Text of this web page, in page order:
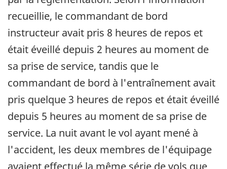
recueillie, le commandant de bord
instructeur avait pris 8 heures de repos et
était éveillé depuis 2 heures au moment de
sa prise de service, tandis que le
commandant de bord à l'entraînement avait
pris quelque 3 heures de repos et était éveillé
depuis 5 heures au moment de sa prise de
service. La nuit avant le vol ayant mené à
l'accident, les deux membres de l'équipage
avaient effectué la même série de vols que